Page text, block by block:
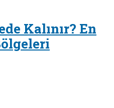
Kalınır? En